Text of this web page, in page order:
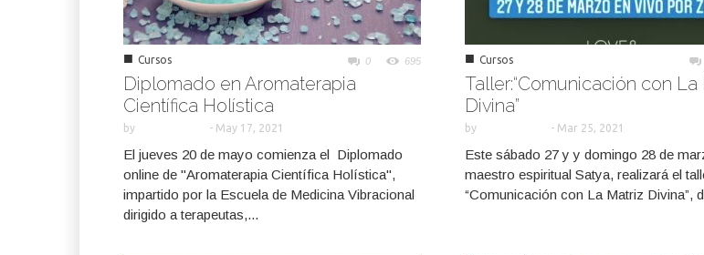
■ Cursos 0 695
Diplomado en Aromaterapia
Científica Holística
by - May 17, 2021
El jueves 20 de mayo comienza el Diplomado
online de "Aromaterapia Científica Holística",
impartido por la Escuela de Medicina Vibracional
dirigido a terapeutas,...
■ Cursos
Taller:“Comunicación con La
Divina”
by - Mar 25, 2021
Este sábado 27 y y domingo 28 de
maestro espiritual Satya, realizará el
“Comunicación con La Matriz Divina”,